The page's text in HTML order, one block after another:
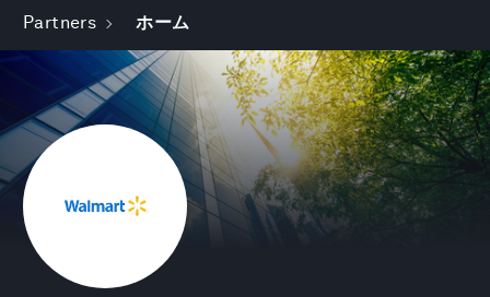
Partners ホーム